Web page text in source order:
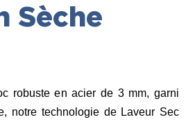
Sèche
robuste en acier de 3 mm, garni
notre technologie de Laveur Sec